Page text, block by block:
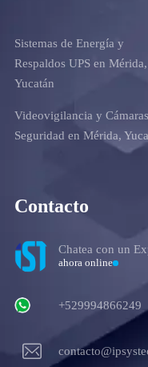
Sistemas de Energía y
Respaldos UPS en Mérida,
Yucatán
Videovigilancia y
Seguridad en Mérida,
Contacto
Chatea con un
ahora online
+529994866249